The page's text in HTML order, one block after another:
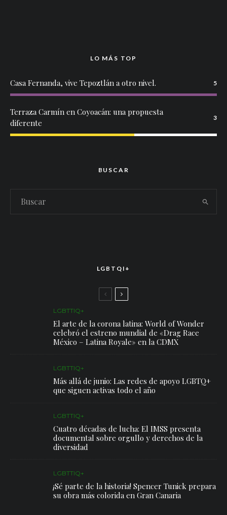
LO MÁS TOP
Casa Fernanda, vive Tepoztlán a otro nivel. 5
Terraza Carmín en Coyoacán: una propuesta
diferente
3
BUSCAR
LGBTQI+
LGBTTIQ+
El arte de la corona latina: World of Wonder
celebró el estreno mundial de «Drag Race
México – Latina Royale» en la CDMX
LGBTTIQ+
Más allá de junio: Las redes de apoyo LGBTQ+
que siguen activas todo el año
LGBTTIQ+
Cuatro décadas de lucha: El IMSS presenta
documental sobre orgullo y derechos de la
diversidad
LGBTTIQ+
¡Sé parte de la historia! Spencer Tunick prepara
su obra más colorida en Gran Canaria